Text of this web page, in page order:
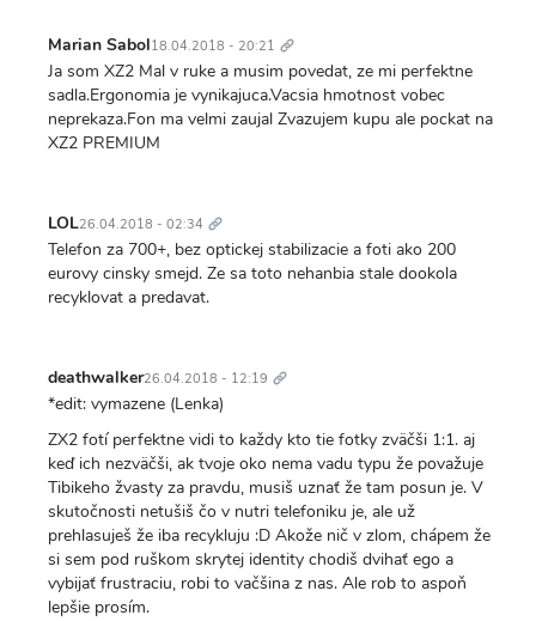
Marian Sabol18.04.2018 - 20:21 odkaz
Ja som XZ2 Mal v ruke a musim povedat, ze mi perfektne
sadla.Ergonomia je vynikajuca.Vacsia hmotnost vobec
neprekaza.Fon ma velmi zaujal Zvazujem kupu ale pockat na
XZ2 PREMIUM
LOL26.04.2018 - 02:34 odkaz
Telefon za 700+, bez optickej stabilizacie a foti ako 200
eurovy cinsky smejd. Ze sa toto nehanbia stale dookola
recyklovat a predavat.
deathwalker26.04.2018 - 12:19 odkaz
*edit: vymazene (Lenka)
ZX2 fotí perfektne vidi to každy kto tie fotky zväčši 1:1. aj
keď ich nezväčši, ak tvoje oko nema vadu typu že považuje
Tibikeho žvasty za pravdu, musiš uznať že tam posun je. V
skutočnosti netušiš čo v nutri telefoniku je, ale už
prehlasuješ že iba recykluju :D Akože nič v zlom, chápem že
si sem pod ruškom skrytej identity chodiš dvihať ego a
vybijať frustraciu, robi to vačšina z nas. Ale rob to aspoň
lepšie prosím.